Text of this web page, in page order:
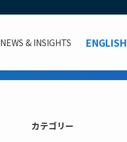
NEWS & INSIGHTS ENGLISH
カテゴリー